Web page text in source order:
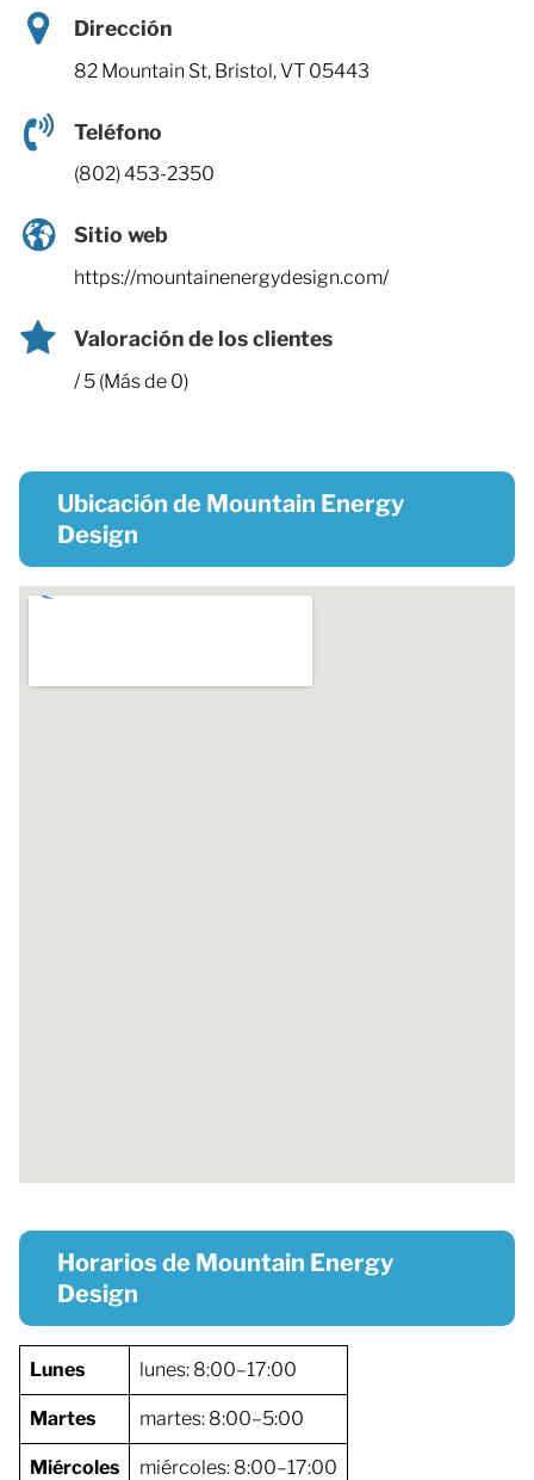
Dirección
82 Mountain St, Bristol, VT 05443
Teléfono
(802) 453-2350
Sitio web
https://mountainenergydesign.com/
Valoración de los clientes
/ 5 (Más de 0)
Ubicación de Mountain Energy
Design
Horarios de Mountain Energy
Design
Lunes lunes: 8:00–17:00
Martes martes: 8:00–5:00
Miércoles miércoles: 8:00–17:00